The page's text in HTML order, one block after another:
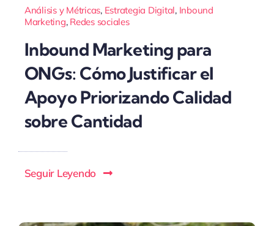
Análisis y Métricas, Estrategia Digital, Inbound
Marketing, Redes sociales
Inbound Marketing para
ONGs: Cómo Justificar el
Apoyo Priorizando Calidad
sobre Cantidad
Seguir Leyendo